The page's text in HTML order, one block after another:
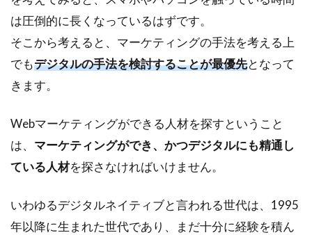
3
マ
ー
タ
ー
用
を
功
せ
る
た
は圧倒的に長くなっているはずです。
そこから考えると、マーケティングの手法を考える上
でもデジタルの手法を検討することが最優先となって
きます。
Webマーケティングができる人材を探すということ
は、 マーケティングができ、かつデジタルにも精通し
ている人材を探さなければいけません。
いわゆるデジタルネイティブと言われる世代は、1995
年以降に生まれた世代であり、まだ十分に経験を積ん